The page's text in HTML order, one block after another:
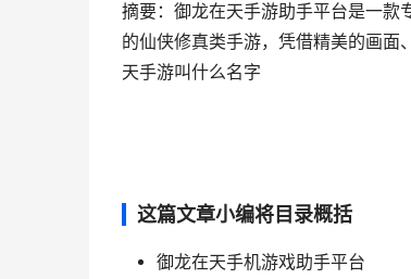
摘要：御龙在天手游助手平台是一款
的仙侠修真类手游，凭借精美的画面
天手游叫什么名字
这篇文章小编将目录概括
御龙在天手机游戏助手平台